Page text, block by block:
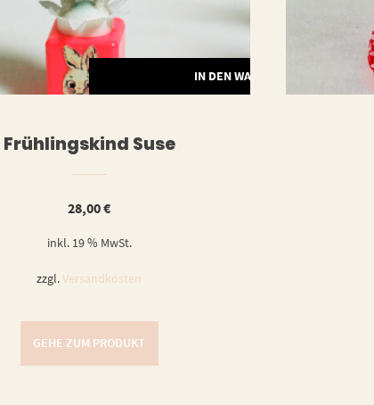
IN DEN WARENKORB
Frühlingskind Suse
28,00€
inkl. 19 % MwSt.
zzgl.Versandkosten
GEHE ZUM PRODUKT